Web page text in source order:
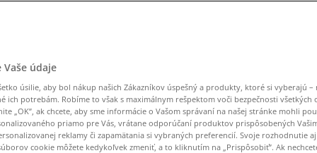
Havaianas
Klobúky
Confront
Empire
Čiapky
Rukavice
Champion
Eastpak
EMU Australia
Lacoste
Jordan 4
New Balance 530
New Balance 1906
Puma Speedcat
Starostlivosť o obuv
VÝSLEDKOV NA STRÁNKE 60 Z 239 VÝROBKOV
Vaše údaje
úsilie, aby bol nákup našich Zákazníkov úspešný a produkty, ktoré si vyberajú –
ich potrebám. Robíme to však s maximálnym rešpektom voči bezpečnosti všetkých
„OK”, ak chcete, aby sme informácie o Vašom správaní na našej stránke mohli
priamo pre Vás, vrátane odporúčaní produktov prispôsobených
reklamy či zapamätania si vybraných preferencií. Svoje rozhodnutie
cookie môžete kedykoľvek zmeniť, a to kliknutím na „Prispôsobiť”. Ak